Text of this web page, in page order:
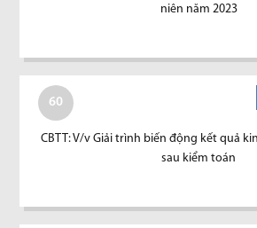
niên năm 2023
60
CBTT: V/v Giải trình biến động kết quả
sau kiểm toán